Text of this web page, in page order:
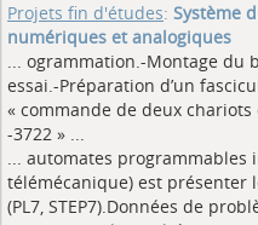
Projets fin d'études: Système
numériques et analogiques
... ogrammation.-Montage du
essai.-Préparation d’un
« commande de deux chariots
-3722 » ...
... automates programmables
télémécanique) est présenter
(PL7, STEP7).Données de